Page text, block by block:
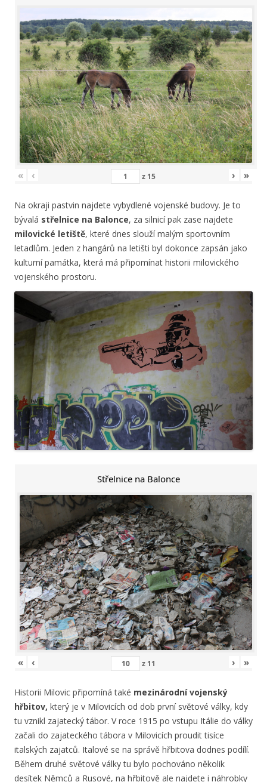
« ‹ z 15 › »
Na okraji pastvin najdete vybydlené vojenské budovy. Je to
bývalá střelnice na Balonce, za silnicí pak zase najdete
milovické letiště, které dnes slouží malým sportovním
letadlům. Jeden z hangárů na letišti byl dokonce zapsán jako
kulturní památka, která má připomínat historii milovického
vojenského prostoru.
Střelnice na Balonce
« ‹ z 11 › »
Historii Milovic připomíná také mezinárodní vojenský
hřbitov, který je v Milovicích od dob první světové války, kdy
tu vznikl zajatecký tábor. V roce 1915 po vstupu Itálie do války
začali do zajateckého tábora v Milovicích proudit tisíce
italských zajatců. Italové se na správě hřbitova dodnes podílí.
Během druhé světové války tu bylo pochováno několik
desítek Němců a Rusové, na hřbitově ale najdete i náhrobky